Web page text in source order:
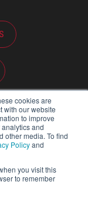
cookies are
with our website
to improve
and
other media. To find
Policyand
you visit this
to remember